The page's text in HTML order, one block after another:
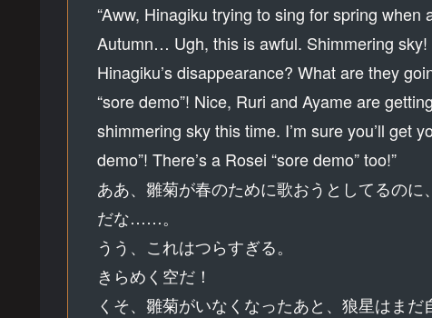
“Aww, Hinagiku trying to sing for spring
Autumn… Ugh, this is awful. Shimmering
Hinagiku’s disappearance? What are they
“sore demo”! Nice, Ruri and Ayame are
shimmering sky this time. I’m sure you’ll get
demo”! There’s a Rosei “sore demo” too!”
ああ、雛菊が春のために歌おうとしてるの
だな……。
うう、これはつらすぎる。
きらめく空だ！
くそ、雛菊がいなくなったあと、狼星はまだ